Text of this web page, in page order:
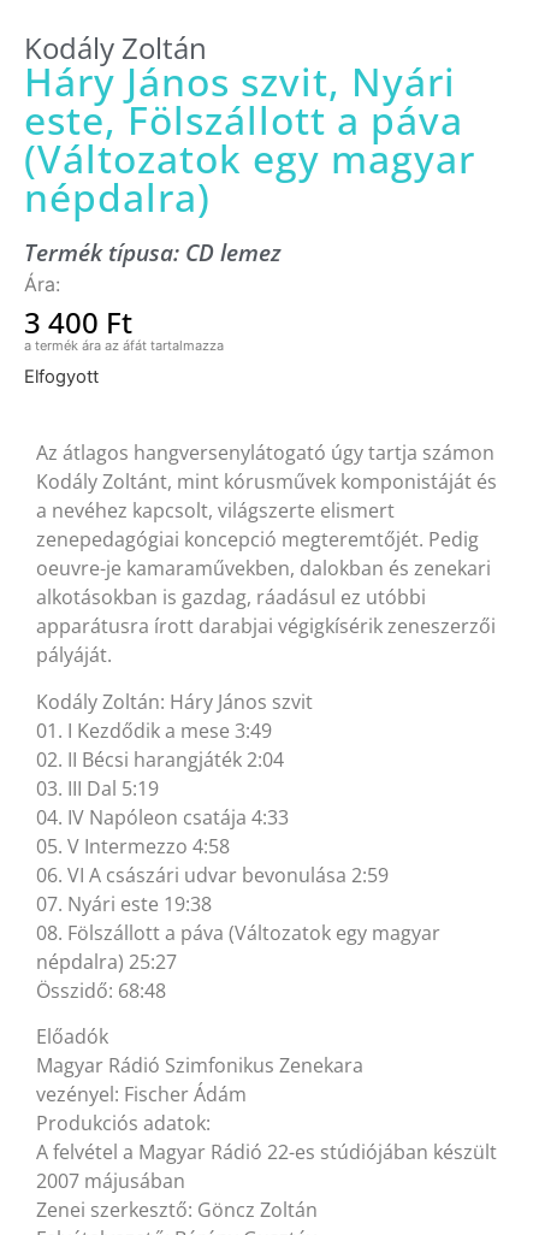
Kodály Zoltán
Háry János szvit, Nyári
este, Fölszállott a páva
(Változatok egy magyar
népdalra)
Termék típusa: CD lemez
3 400 Ft
Elfogyott
Az átlagos hangversenylátogató úgy tartja számon
Kodály Zoltánt, mint kórusművek komponistáját és
a nevéhez kapcsolt, világszerte elismert
zenepedagógiai koncepció megteremtőjét. Pedig
oeuvre-je kamaraművekben, dalokban és zenekari
alkotásokban is gazdag, ráadásul ez utóbbi
apparátusra írott darabjai végigkísérik zeneszerzői
pályáját.
Kodály Zoltán: Háry János szvit
01. I Kezdődik a mese 3:49
02. II Bécsi harangjáték 2:04
03. III Dal 5:19
04. IV Napóleon csatája 4:33
05. V Intermezzo 4:58
06. VI A császári udvar bevonulása 2:59
07. Nyári este 19:38
08. Fölszállott a páva (Változatok egy magyar
népdalra) 25:27
Összidő: 68:48
Előadók
Magyar Rádió Szimfonikus Zenekara
vezényel: Fischer Ádám
Produkciós adatok:
A felvétel a Magyar Rádió 22-es stúdiójában készült
2007 májusában
Zenei szerkesztő: Göncz Zoltán